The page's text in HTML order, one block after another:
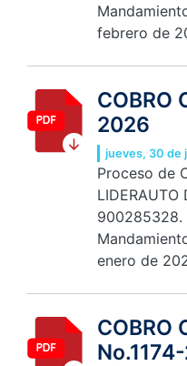
febrero de
COBRO
2026
jueves, 30 de
Proceso de
LIDERAUTO
900285328.
enero de
COBRO